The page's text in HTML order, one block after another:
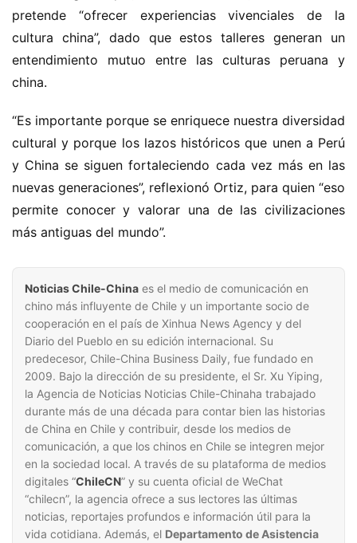
pretende “ofrecer experiencias vivenciales de la
cultura china”, dado que estos talleres generan un
entendimiento mutuo entre las culturas peruana y
china.
“Es importante porque se enriquece nuestra diversidad
cultural y porque los lazos históricos que unen a Perú
y China se siguen fortaleciendo cada vez más en las
nuevas generaciones”, reflexionó Ortiz, para quien “eso
permite conocer y valorar una de las civilizaciones
más antiguas del mundo”.
Noticias Chile-China es el medio de comunicación en
chino más influyente de Chile y un importante socio de
cooperación en el país de Xinhua News Agency y del
Diario del Pueblo en su edición internacional. Su
predecesor, Chile-China Business Daily, fue fundado en
2009. Bajo la dirección de su presidente, el Sr. Xu Yiping,
la Agencia de Noticias Noticias Chile-Chinaha trabajado
durante más de una década para contar bien las historias
de China en Chile y contribuir, desde los medios de
comunicación, a que los chinos en Chile se integren mejor
en la sociedad local. A través de su plataforma de medios
digitales “ChileCN” y su cuenta oficial de WeChat
“chilecn”, la agencia ofrece a sus lectores las últimas
noticias, reportajes profundos e información útil para la
vida cotidiana. Además, el Departamento de Asistencia